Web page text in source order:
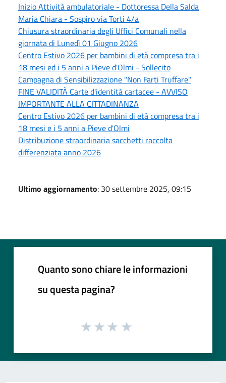
Inizio Attività ambulatoriale - Dottoressa Della Salda
Maria Chiara - Sospiro via Torti 4/a
Chiusura straordinaria degli Uffici Comunali nella
giornata di Lunedì 01 Giugno 2026
Centro Estivo 2026 per bambini di età compresa tra i
18 mesi ed i 5 anni a Pieve d'Olmi - Sollecito
Campagna di Sensibilizzazione "Non Farti Truffare"
FINE VALIDITÀ Carte d'identità cartacee - AVVISO
IMPORTANTE ALLA CITTADINANZA
Centro Estivo 2026 per bambini di età compresa tra i
18 mesi e i 5 anni a Pieve d'Olmi
Distribuzione straordinaria sacchetti raccolta
differenziata anno 2026
Ultimo aggiornamento: 30 settembre 2025, 09:15
Quanto sono chiare le informazioni
su questa pagina?